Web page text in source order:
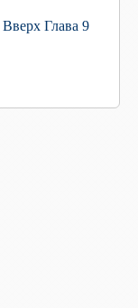
Вверх Глава 9